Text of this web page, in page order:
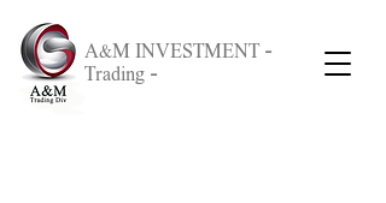
A&M INVESTMENT -
Trading -